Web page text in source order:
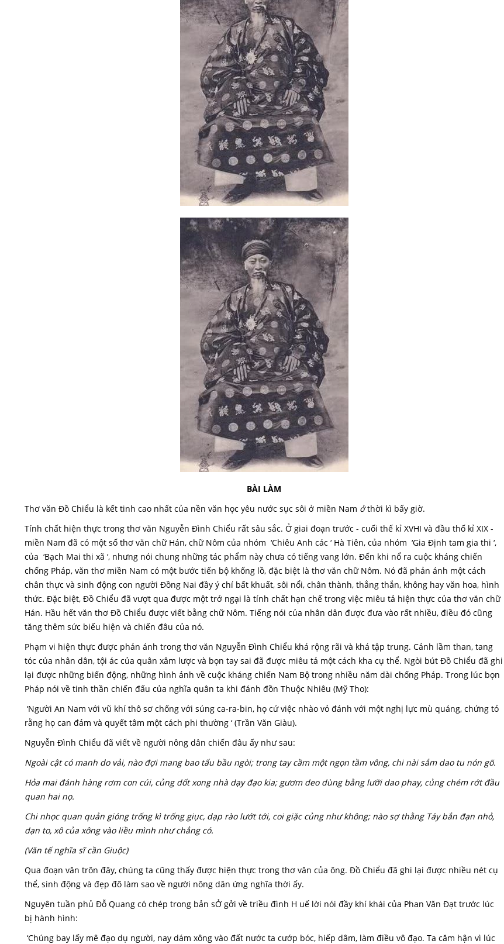
BÀI LÀM
Thơ văn Đồ Chiểu là kết tinh cao nhất của nền văn học yêu nước sục sôi ở miền Nam ởthời kì bấy giờ.
Tính chất hiện thực trong thơ văn Nguyễn Đình Chiểu rất sâu sắc. Ở giai đoạn trước - cuối thế kỉ XVHI và đầu thố kỉ XIX -
miền Nam đã có một số thơ văn chữ Hán, chữ Nôm của nhóm ‘Chiêu Anh các ‘ Hà Tiên, của nhóm ‘Gia Định tam gia thi ‘,
của ‘Bạch Mai thi xã ‘, nhưng nói chung những tác phẩm này chưa có tiếng vang lớn. Đến khi nổ ra cuộc kháng chiến
chống Pháp, văn thơ miền Nam có một bước tiến bộ khống lồ, đặc biệt là thơ văn chữ Nôm. Nó đã phản ánh một cách
chân thực và sinh động con người Đồng Nai đầy ý chí bất khuất, sôi nổi, chân thành, thẳng thắn, không hay văn hoa, hình
thức. Đặc biệt, Đồ Chiểu đã vượt qua được một trở ngại là tính chất hạn chế trong việc miêu tả hiện thực của thơ văn chữ
Hán. Hầu hết văn thơ Đồ Chiểu được viết bằng chữ Nôm. Tiếng nói của nhân dân được đưa vào rất nhiều, điều đó cũng
tăng thêm sức biếu hiện và chiến đâu của nó.
Phạm vi hiện thực được phản ánh trong thơ văn Nguyễn Đình Chiểu khá rộng rãi và khá tập trung. Cảnh lầm than, tang
tóc của nhân dân, tội ác của quân xâm lược và bọn tay sai đã được miêu tả một cách kha cụ thể. Ngòi bút Đồ Chiểu đã ghi
lại được những biến động, những hình ảnh về cuộc kháng chiến Nam Bộ trong nhiều năm dài chống Pháp. Trong lúc bọn
Pháp nói về tinh thần chiến đấu của nghĩa quân ta khi đánh đồn Thuộc Nhiêu (Mỹ Tho):
‘Người An Nam với vũ khí thô sơ chống với súng ca-ra-bin, họ cứ việc nhào vỏ đánh với một nghị lực mù quáng, chứng tỏ
rằng họ can đảm và quyết tâm một cách phi thường ‘ (Trần Văn Giàu).
Nguyễn Đình Chiểu đã viết về người nông dân chiến đâu ấy như sau:
Ngoài cật có manh do vải, nào đợi mang bao tấu bầu ngòi; trong tay cầm một ngọn tầm vông, chi nài sắm dao tu nón gõ.
Hỏa mai đánh hàng rơm con cúi, củng dốt xong nhà dạy đạo kia; gươm deo dùng bằng lưỡi dao phay, củng chém rớt đầu
quan hai nọ.
Chi nhọc quan quản gióng trống kì trống giục, dạp rào lướt tới, coi giặc củng như không; nào sợ thằng Táy bắn đạn nhỏ,
dạn to, xô của xông vào liều mình như chẳng có.
(Văn tế nghĩa sĩ cần Giuộc)
Qua đoạn văn trôn đây, chúng ta cũng thấy được hiện thực trong thơ văn của ông. Đồ Chiểu đã ghi lại được nhiều nét cụ
thể, sinh động và đẹp đõ làm sao về người nông dân ứng nghĩa thời ấy.
Nguyên tuần phủ Đỗ Quang có chép trong bản sỞ gởi về triều đình H uế lời nói đầy khí khái của Phan Văn Đạt trước lúc
bị hành hình:
‘Chúng bay lấy mê đạo dụ người, nay dám xông vào đất nước ta cướp bóc, hiếp dâm, làm điều vô đạo. Ta căm hận vì lúc